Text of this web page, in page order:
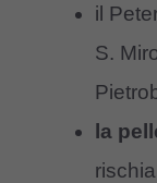
il
S.
la